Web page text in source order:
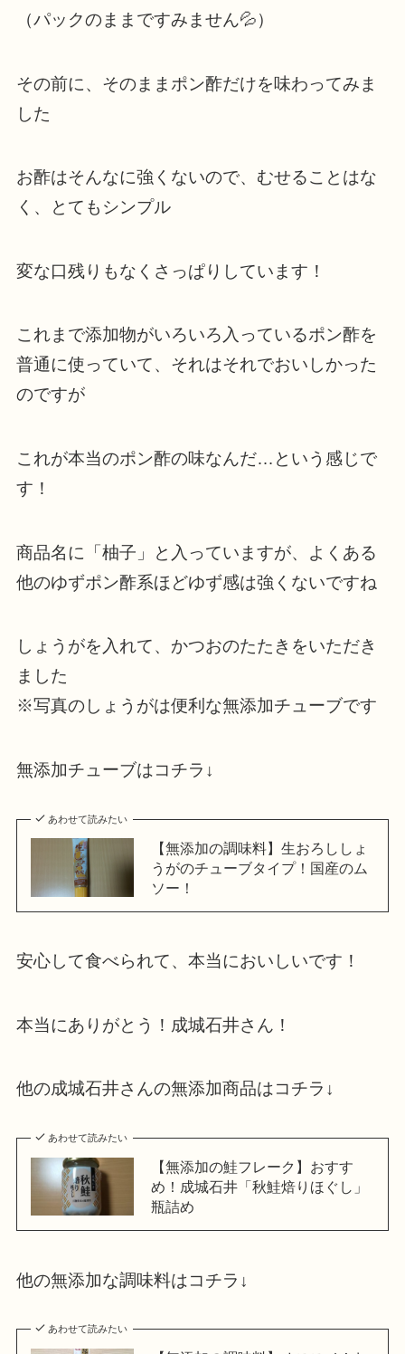
（パックのままですみません💦）
その前に、そのままポン酢だけを味わってみま
した
お酢はそんなに強くないので、むせることはな
く、とてもシンプル
変な口残りもなくさっぱりしています！
これまで添加物がいろいろ入っているポン酢を
普通に使っていて、それはそれでおいしかった
のですが
これが本当のポン酢の味なんだ…という感じで
す！
商品名に「柚子」と入っていますが、よくある
他のゆずポン酢系ほどゆず感は強くないですね
しょうがを入れて、かつおのたたきをいただき
ました
※写真のしょうがは便利な無添加チューブです
無添加チューブはコチラ↓
あわせて読みたい
【無添加の調味料】生おろししょ
うがのチューブタイプ！国産のム
ソー！
安心して食べられて、本当においしいです！
本当にありがとう！成城石井さん！
他の成城石井さんの無添加商品はコチラ↓
あわせて読みたい
【無添加の鮭フレーク】おすす
め！成城石井「秋鮭焙りほぐし」
瓶詰め
他の無添加な調味料はコチラ↓
あわせて読みたい